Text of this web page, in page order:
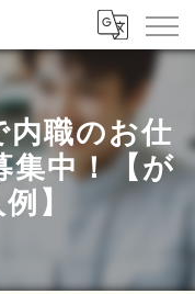
内職のお仕
集中！【が
】